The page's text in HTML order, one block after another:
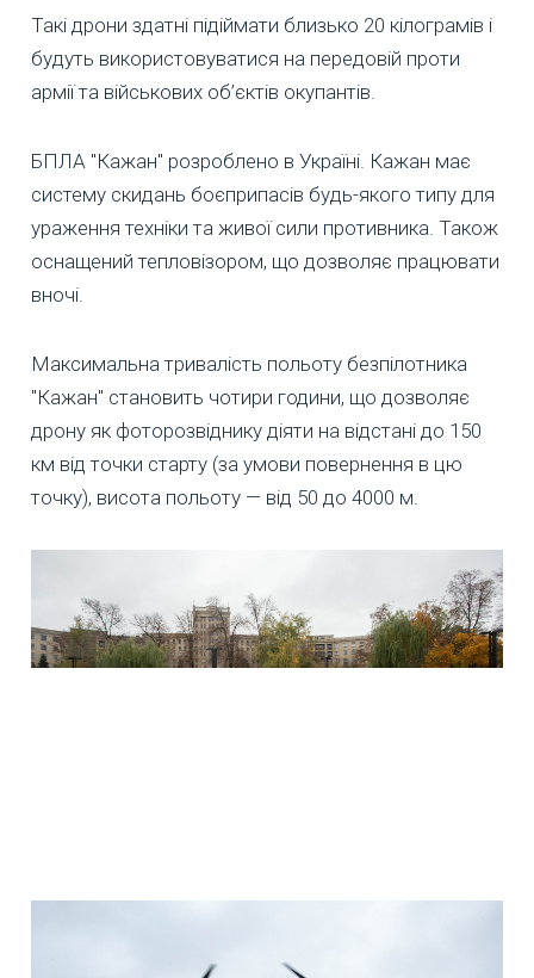
Такі дрони здатні підіймати близько 20 кілограмів і
будуть використовуватися на передовій проти
армії та військових об’єктів окупантів.
БПЛА "Кажан" розроблено в Україні. Кажан має
систему скидань боєприпасів будь-якого типу для
ураження техніки та живої сили противника. Також
оснащений тепловізором, що дозволяє працювати
вночі.
Максимальна тривалість польоту безпілотника
"Кажан" становить чотири години, що дозволяє
дрону як фоторозвіднику діяти на відстані до 150
км від точки старту (за умови повернення в цю
точку), висота польоту — від 50 до 4000 м.